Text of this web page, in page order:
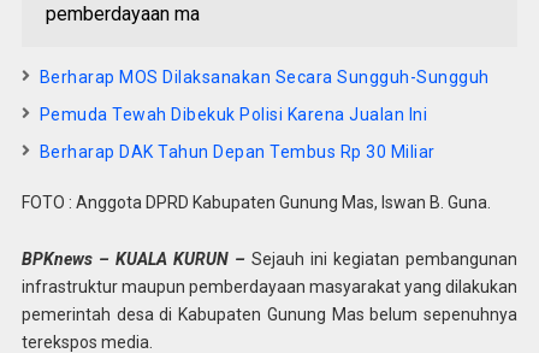
pemberdayaan ma
Berharap MOS Dilaksanakan Secara Sungguh-Sungguh
Pemuda Tewah Dibekuk Polisi Karena Jualan Ini
Berharap DAK Tahun Depan Tembus Rp 30 Miliar
FOTO : Anggota DPRD Kabupaten Gunung Mas, Iswan B. Guna.
BPKnews – KUALA KURUN – Sejauh ini kegiatan pembangunan
infrastruktur maupun pemberdayaan masyarakat yang dilakukan
pemerintah desa di Kabupaten Gunung Mas belum sepenuhnya
terekspos media.